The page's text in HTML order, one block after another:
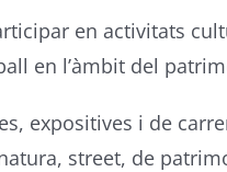
en activitats
en l’àmbit del
expositives i de
street, de